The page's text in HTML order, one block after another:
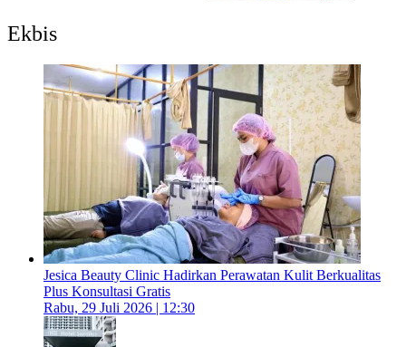
Ekbis
Jesica Beauty Clinic Hadirkan Perawatan Kulit Berkualitas
Plus Konsultasi Gratis
Rabu, 29 Juli 2026 | 12:30